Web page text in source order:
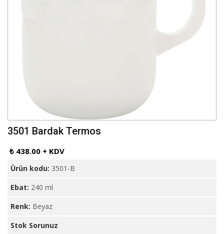
3501 Bardak Termos
₺ 438.00 + KDV
Ürün kodu: 3501-B
Ebat: 240 ml
Renk: Beyaz
Stok Sorunuz